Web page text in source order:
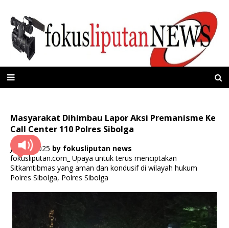
Masyarakat Dihimbau Lapor Aksi Premanisme Ke
Call Center 110 Polres Sibolga
Juli 18, 2025 by fokusliputan news
fokusliputan.com_ Upaya untuk terus menciptakan
Sitkamtibmas yang aman dan kondusif di wilayah hukum
Polres Sibolga, Polres Sibolga